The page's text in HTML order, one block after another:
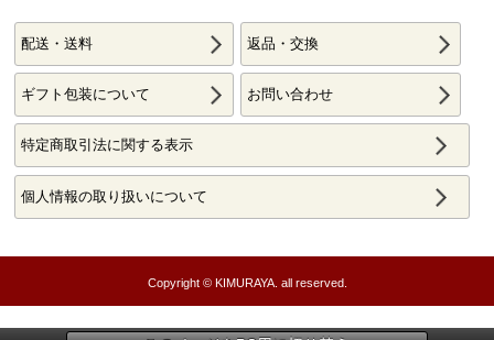
配送・送料 返品・交換
ギフト包装について お問い合わせ
特定商取引法に関する表示
個人情報の取り扱いについて
Copyright © KIMURAYA. all reserved.